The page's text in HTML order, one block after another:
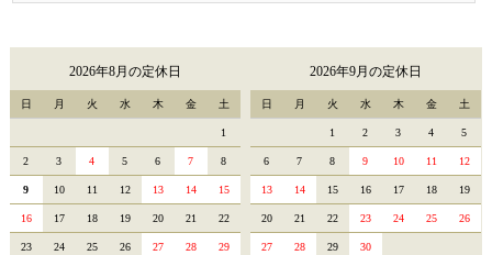
2026年8月の定休日
日 月 火 水 木 金 土
1
2 3 4 5 6 7 8
9 10 11 12 13 14 15
16 17 18 19 20 21 22
23 24 25 26 27 28 29
2026年9月の定休日
日 月 火 水 木 金 土
1 2 3 4 5
6 7 8 9 10 11 12
13 14 15 16 17 18 19
20 21 22 23 24 25 26
27 28 29 30